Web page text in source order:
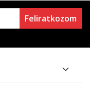
Feliratkozom